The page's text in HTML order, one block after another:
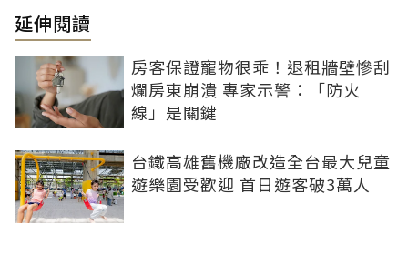
延伸閱讀
房客保證寵物很乖！退租牆壁慘刮
爛房東崩潰 專家示警：「防火
線」是關鍵
台鐵高雄舊機廠改造全台最大兒童
遊樂園受歡迎 首日遊客破3萬人